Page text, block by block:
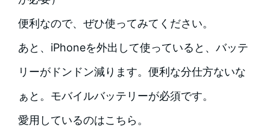
便利なので、ぜひ使ってみてください。
あと、iPhoneを外出して使っていると、バッテ
リーがドンドン減ります。便利な分仕方ないな
ぁと。モバイルバッテリーが必須です。
愛用しているのはこちら。